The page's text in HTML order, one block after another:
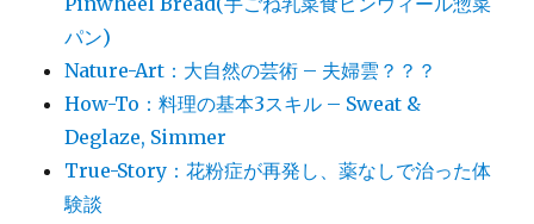
パン)
Nature-Art：大自然の芸術 – 夫婦雲？？？
How-To：料理の基本3スキル – Sweat &
Deglaze, Simmer
True-Story：花粉症が再発し、薬なしで治った体
験談